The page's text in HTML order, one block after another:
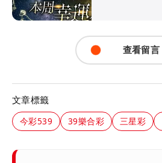
查看留
文章標籤
今彩539 39樂合彩 三星彩